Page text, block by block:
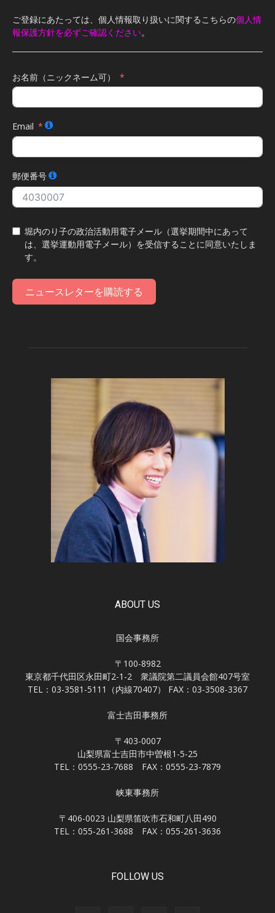
ご登録にあたっては、個人情報取り扱いに関するこちらの個人情
報保護方針を必ずご確認ください。
お名前（ニックネーム可）
Email
郵便番号
堀内のり子の政治活動用電子メール（選挙期間中にあって
は、選挙運動用電子メール）を受信することに同意いたしま
す。
ニュースレターを購読する
ABOUT US
国会事務所
〒100-8982
東京都千代田区永田町2-1-2 衆議院第二議員会館407号室
TEL：03-3581-5111（内線70407） FAX：03-3508-3367
富士吉田事務所
〒403-0007
山梨県富士吉田市中曽根1-5-25
TEL：0555-23-7688 FAX：0555-23-7879
峡東事務所
〒406-0023 山梨県笛吹市石和町八田490
TEL：055-261-3688 FAX：055-261-3636
FOLLOW US